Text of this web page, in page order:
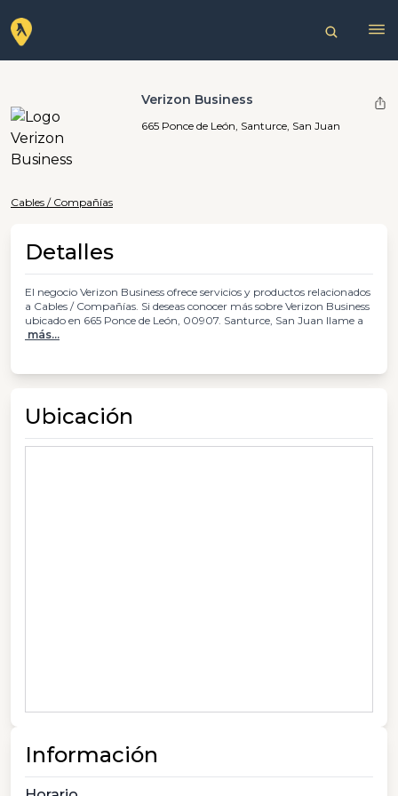
Verizon Business
665 Ponce de León, Santurce, San Juan
Cables / Compañías
Detalles
El negocio Verizon Business ofrece servicios y productos relacionados
a Cables / Compañías. Si deseas conocer más sobre Verizon Business
ubicado en 665 Ponce de León, 00907. Santurce, San Juan llame a
más...
Ubicación
Información